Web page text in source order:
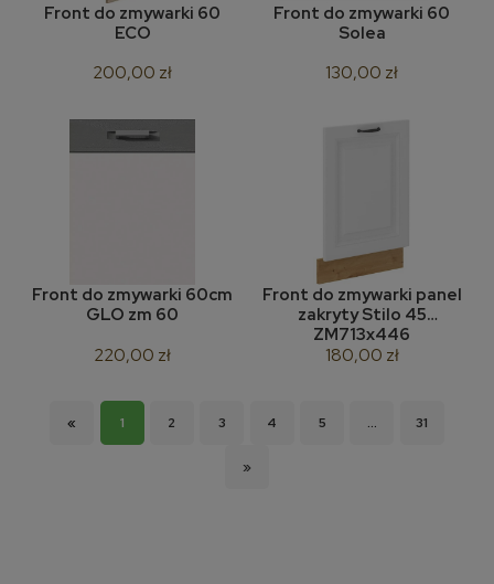
Front do zmywarki 60
ECO
200,00 zł
Front do zmywarki 60
Solea
130,00 zł
Front do zmywarki 60cm
GLO zm 60
220,00 zł
Front do zmywarki panel
zakryty Stilo 45
ZM713x446
180,00 zł
« 1 2 3 4 5 ... 31
»